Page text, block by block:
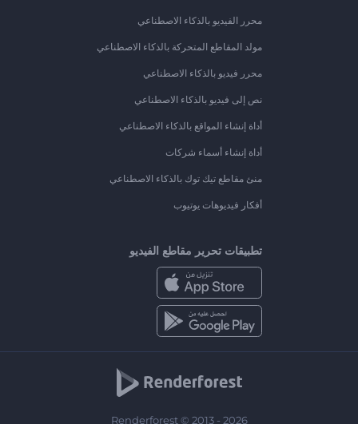
محرر الفيديو بالذكاء الاصطناعي
مولد المقاطع المتحركة بالذكاء الاصطناعي
محرر فيديو بالذكاء الاصطناعي
نص إلى فيديو بالذكاء الاصطناعي
أداة إنشاء المواقع بالذكاء الاصطناعي
أداة إنشاء أسماء شركات
منئ مقاطع تيك توك بالذكاء الاصطناعي
أفكار فيديوهات يوتيوب
تطبيقات تحرير مقاطع الفيديو
Renderforest © 2013 - 2026